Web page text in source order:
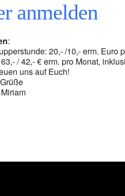
anmelden
:
20,- /10,- erm. Euro
/ 42,- € erm. pro Monat,
uns auf Euch!